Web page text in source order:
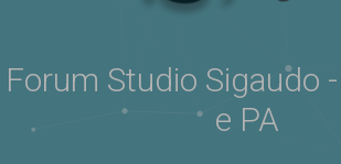
Forum Studio Sigaudo
e PA